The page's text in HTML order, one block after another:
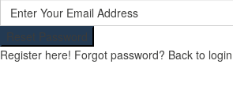
Reset Password
Register here! Forgot password? Back to login